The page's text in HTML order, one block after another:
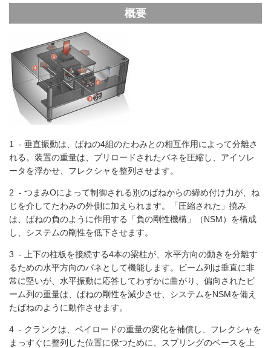
概要
1 - 垂直振動は、ばねの4組のたわみとの相互作用によって分離さ
れる。装置の重量は、プリロードされたバネを圧縮し、アイソレ
ータを浮かせ、フレクシャを整列させます。
2 - つまみOによって制御される別のばねからの締め付け力が、ね
じを介してたわみの外側に加えられます。「圧縮された」撓み
は、ばねの負のように作用する「負の剛性機構」（NSM）を構成
し、システムの剛性を低下させます。
3 - 上下の柱板を接続する4本の梁柱が、水平方向の動きを分離す
るための水平方向のバネとして機能します。ビーム列は垂直に非
常に堅いが、水平振動に応答してわずかに曲がり、偏向されたビ
ーム列の重量は、ばねの剛性を減少させ、システムをNSMを備え
たばねのように動作させます。
4 - クランクは、ペイロードの重量の変化を補償し、フレクシャを
まっすぐに整列した位置に保つために、スプリングのベースを上